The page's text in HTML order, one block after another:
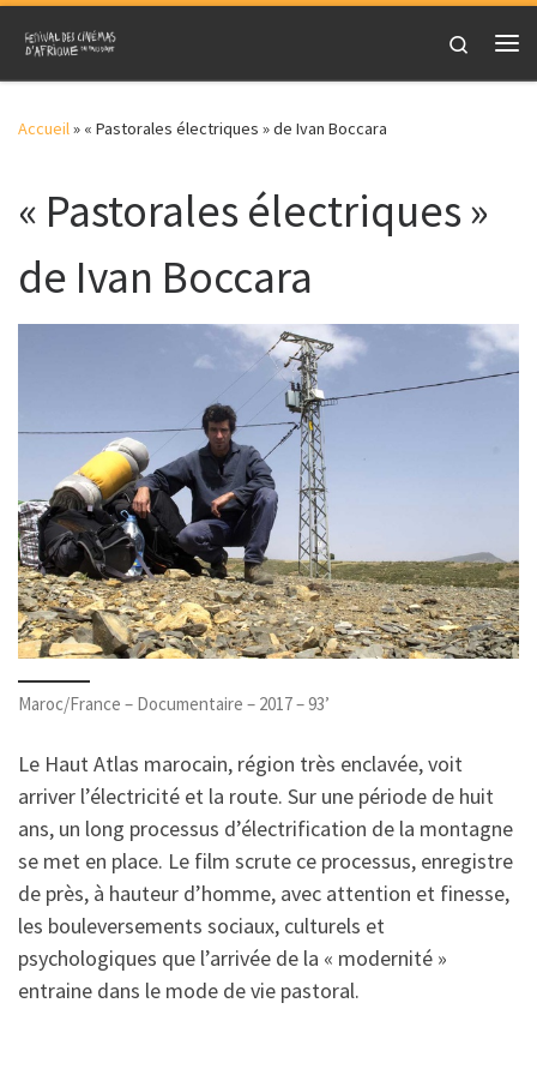
Skip to content
Search
Accueil» « Pastorales électriques » de Ivan Boccara
« Pastorales électriques »
de Ivan Boccara
Maroc/France – Documentaire – 2017 – 93’
Le Haut Atlas marocain, région très enclavée, voit
arriver l’électricité et la route. Sur une période de huit
ans, un long processus d’électrification de la montagne
se met en place. Le film scrute ce processus, enregistre
de près, à hauteur d’homme, avec attention et finesse,
les bouleversements sociaux, culturels et
psychologiques que l’arrivée de la « modernité »
entraine dans le mode de vie pastoral.